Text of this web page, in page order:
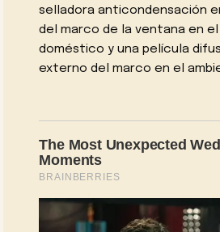
selladora anticondensación
del marco de la ventana en
doméstico y una película
externo del marco en el